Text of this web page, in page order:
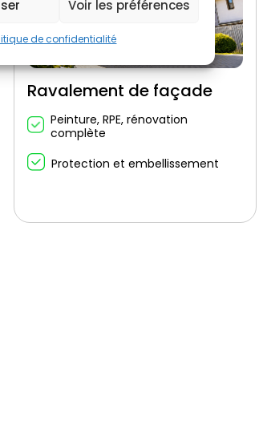
Voir les préférences
de confidentialité
Ravalement de façade
Peinture, RPE, rénovation
complète
Protection et embellissement